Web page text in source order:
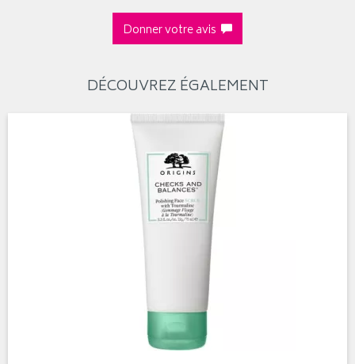
Donner votre avis
DÉCOUVREZ ÉGALEMENT